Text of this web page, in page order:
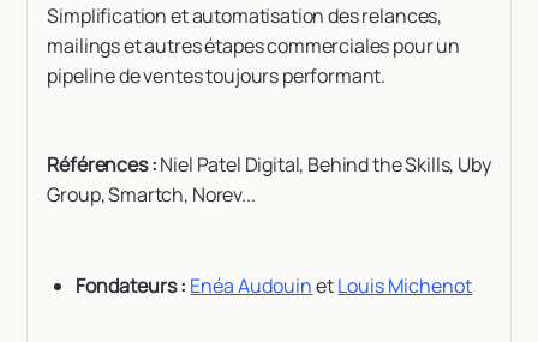
Simplification et automatisation des relances,
mailings et autres étapes commerciales pour un
pipeline de ventes toujours performant.
Références :Niel Patel Digital, Behind the Skills, Uby
Group, Smartch, Norev...
Fondateurs : Enéa AudouinetLouis Michenot